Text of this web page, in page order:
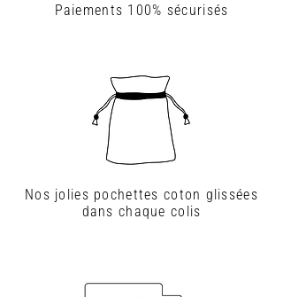
Paiements 100% sécurisés
Nos jolies pochettes coton glissées
dans chaque colis